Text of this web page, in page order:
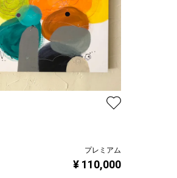
プレミアム
¥ 110,000